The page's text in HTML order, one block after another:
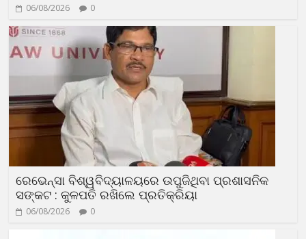
06/08/2026 0
ରେଭେନ୍ସା ବିଶ୍ୱବିଦ୍ୟାଳୟରେ ଉପୁଜିଥିବା ପ୍ରଶାସନିକ
ସଙ୍କଟ : କୁଳପତି ରଖିଲେ ପ୍ରତିକ୍ରିୟା
06/08/2026 0